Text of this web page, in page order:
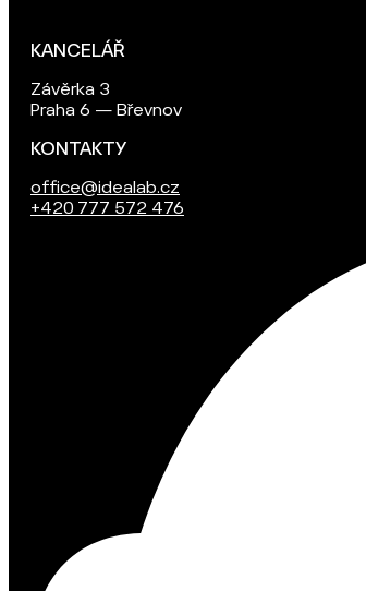
KANCELÁŘ
Závěrka 3
Praha 6 — Břevnov
KONTAKTY
office@idealab.cz
+420 777 572 476